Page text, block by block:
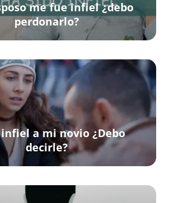
me fue infiel ¿debo
perdonarlo?
a mi novio ¿Debo
decirle?